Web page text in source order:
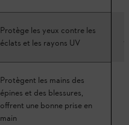
Protège les yeux contre les
éclats et les rayons UV
Protègent les mains des
épines et des blessures,
offrent une bonne prise en
main